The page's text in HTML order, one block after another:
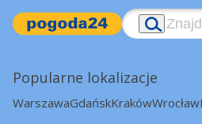
Popularne lokalizacje
WarszawaGdańskKrakówWrocław